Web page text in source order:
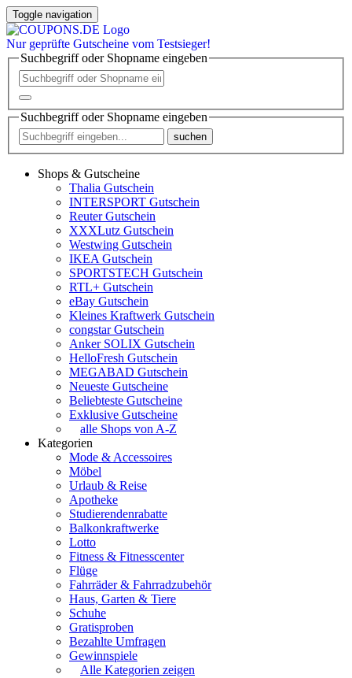
Toggle navigation
Nur geprüfte Gutscheine vom Testsieger!
Suchbegriff oder Shopname eingeben
Suchbegriff oder Shopname eingeben
suchen
Shops & Gutscheine
Thalia Gutschein
INTERSPORT Gutschein
Reuter Gutschein
XXXLutz Gutschein
Westwing Gutschein
IKEA Gutschein
SPORTSTECH Gutschein
RTL+ Gutschein
eBay Gutschein
Kleines Kraftwerk Gutschein
congstar Gutschein
Anker SOLIX Gutschein
HelloFresh Gutschein
MEGABAD Gutschein
Neueste Gutscheine
Beliebteste Gutscheine
Exklusive Gutscheine
alle Shops von A-Z
Kategorien
Mode & Accessoires
Möbel
Urlaub & Reise
Apotheke
Studierendenrabatte
Balkonkraftwerke
Lotto
Fitness & Fitnesscenter
Flüge
Fahrräder & Fahrradzubehör
Haus, Garten & Tiere
Schuhe
Gratisproben
Bezahlte Umfragen
Gewinnspiele
Alle Kategorien zeigen